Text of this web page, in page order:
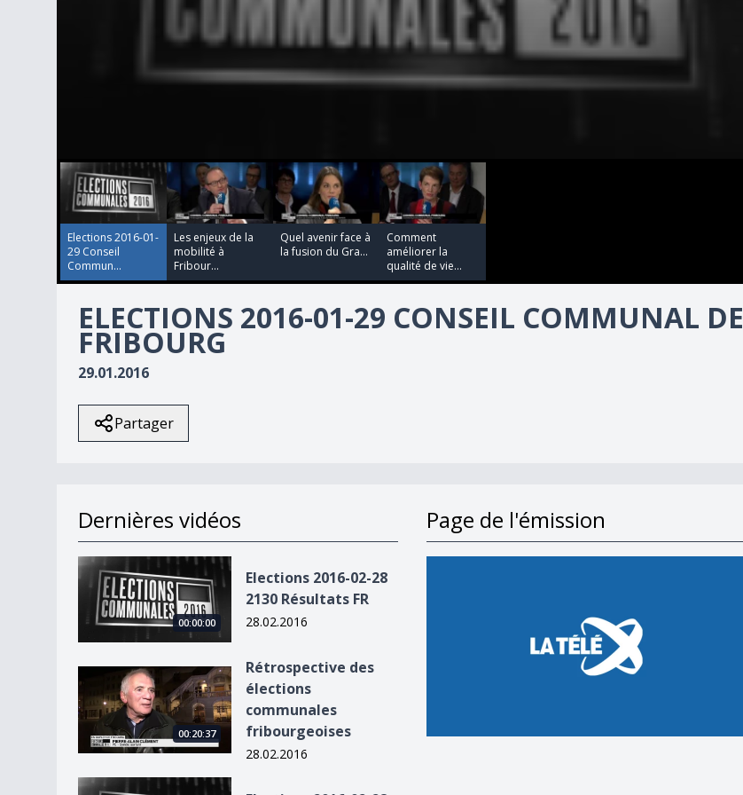
0
seconds
secondVolume
90%
Elections 2016-01-
29 Conseil
Commun...
Les enjeux de la
mobilité à
Fribour...
Quel avenir face à
la fusion du Gra...
Comment
améliorer la
qualité de vie...
ELECTIONS 2016-01-29 CONSEIL COMMUNAL DE
FRIBOURG
29.01.2016
Partager
Dernières vidéos
Elections 2016-02-28 2130 Résultats FR
00:00:00
Elections 2016-02-28
2130 Résultats FR
28.02.2016
Rétrospective des élections communales fribourgeoises
00:20:37
Rétrospective des
élections
communales
fribourgeoises
28.02.2016
Elections 2016-02-28 2030 Flash FR
Page de l'émission